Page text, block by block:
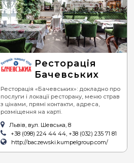
Ресторація
Бачевських
Ресторація «Бачевських»: докладно про
послуги і локації ресторану, меню страв
з цінами, прямі контакти, адреса,
розміщення на карті.
Львів, вул. Шевська, 8
+38 (098) 224 44 44, +38 (032) 235 71 81
http://baczewski.kumpelgroup.com/